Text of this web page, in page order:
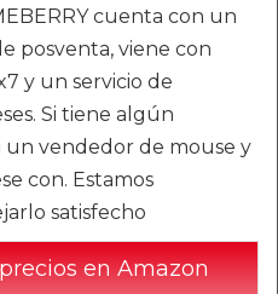
cuenta con un
posventa, viene con
y un servicio de
Si tiene algún
un vendedor de mouse y
con. Estamos
satisfecho
en Amazon